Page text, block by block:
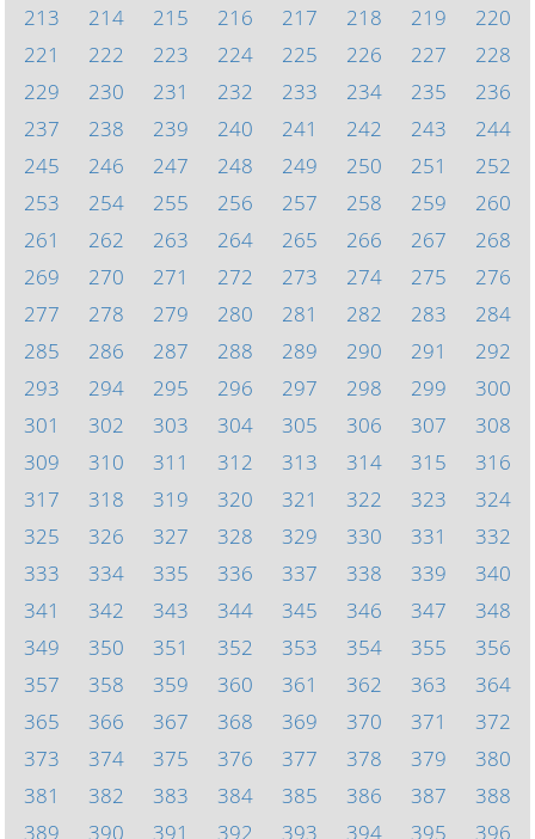
213
214 215 216 217 218 219
220
221
222 223 224 225 226 227
228
229
230 231 232 233 234 235
236
237
238 239 240 241 242 243
244
245
246 247 248 249 250 251
252
253
254 255 256 257 258 259
260
261
262 263 264 265 266 267
268
269
270 271 272 273 274 275
276
277
278 279 280 281 282 283
284
285
286 287 288 289 290 291
292
293
294 295 296 297 298 299
300
301
302 303 304 305 306 307
308
309
310 311 312 313 314 315
316
317
318 319 320 321 322 323
324
325
326 327 328 329 330 331
332
333
334 335 336 337 338 339
340
341
342 343 344 345 346 347
348
349
350 351 352 353 354 355
356
357
358 359 360 361 362 363
364
365
366 367 368 369 370 371
372
373
374 375 376 377 378 379
380
381
382 383 384 385 386 387
388
389
390 391 392 393 394 395 396